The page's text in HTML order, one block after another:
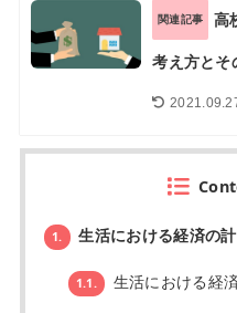
関連記事
高
考え方とそ
1. 生活における経済の
1.1. 生活における経